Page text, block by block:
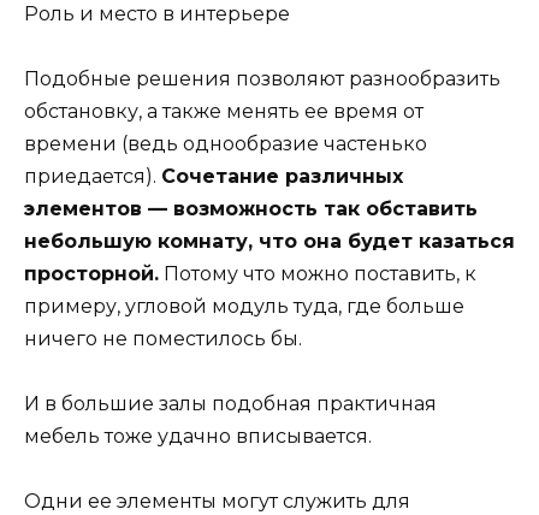
Роль и место в интерьере
Подобные решения позволяют разнообразить
обстановку, а также менять ее время от
времени (ведь однообразие частенько
приедается). Сочетание различных
элементов — возможность так обставить
небольшую комнату, что она будет казаться
просторной. Потому что можно поставить, к
примеру, угловой модуль туда, где больше
ничего не поместилось бы.
И в большие залы подобная практичная
мебель тоже удачно вписывается.
Одни ее элементы могут служить для